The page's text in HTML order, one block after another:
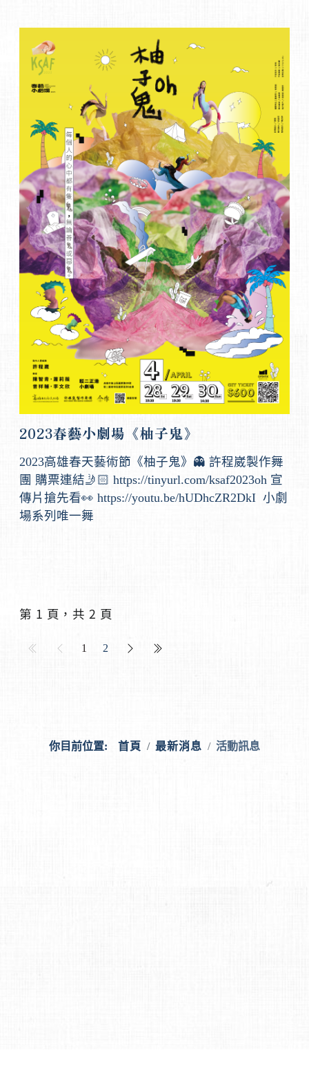
2023春藝小劇場《柚子鬼》
2023高雄春天藝術節《柚子鬼》👻 許程崴製作舞
團 購票連結🤳🏻 https://tinyurl.com/ksaf2023oh 宣
傳片搶先看👀 https://youtu.be/hUDhcZR2DkI 小劇
場系列唯一舞
第 1 頁，共 2 頁
1 2
你目前位置: 首頁 最新消息 活動訊息